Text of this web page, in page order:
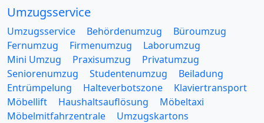
Umzugsservice
Umzugsservice Behördenumzug
Büroumzug
Fernumzug
Firmenumzug
Laborumzug
Mini Umzug
Praxisumzug
Privatumzug
Seniorenumzug
Studentenumzug
Beiladung
Entrümpelung
Halteverbotszone
Klaviertransport
Möbellift
Haushaltsauflösung
Möbeltaxi
Möbelmitfahrzentrale
Umzugskartons